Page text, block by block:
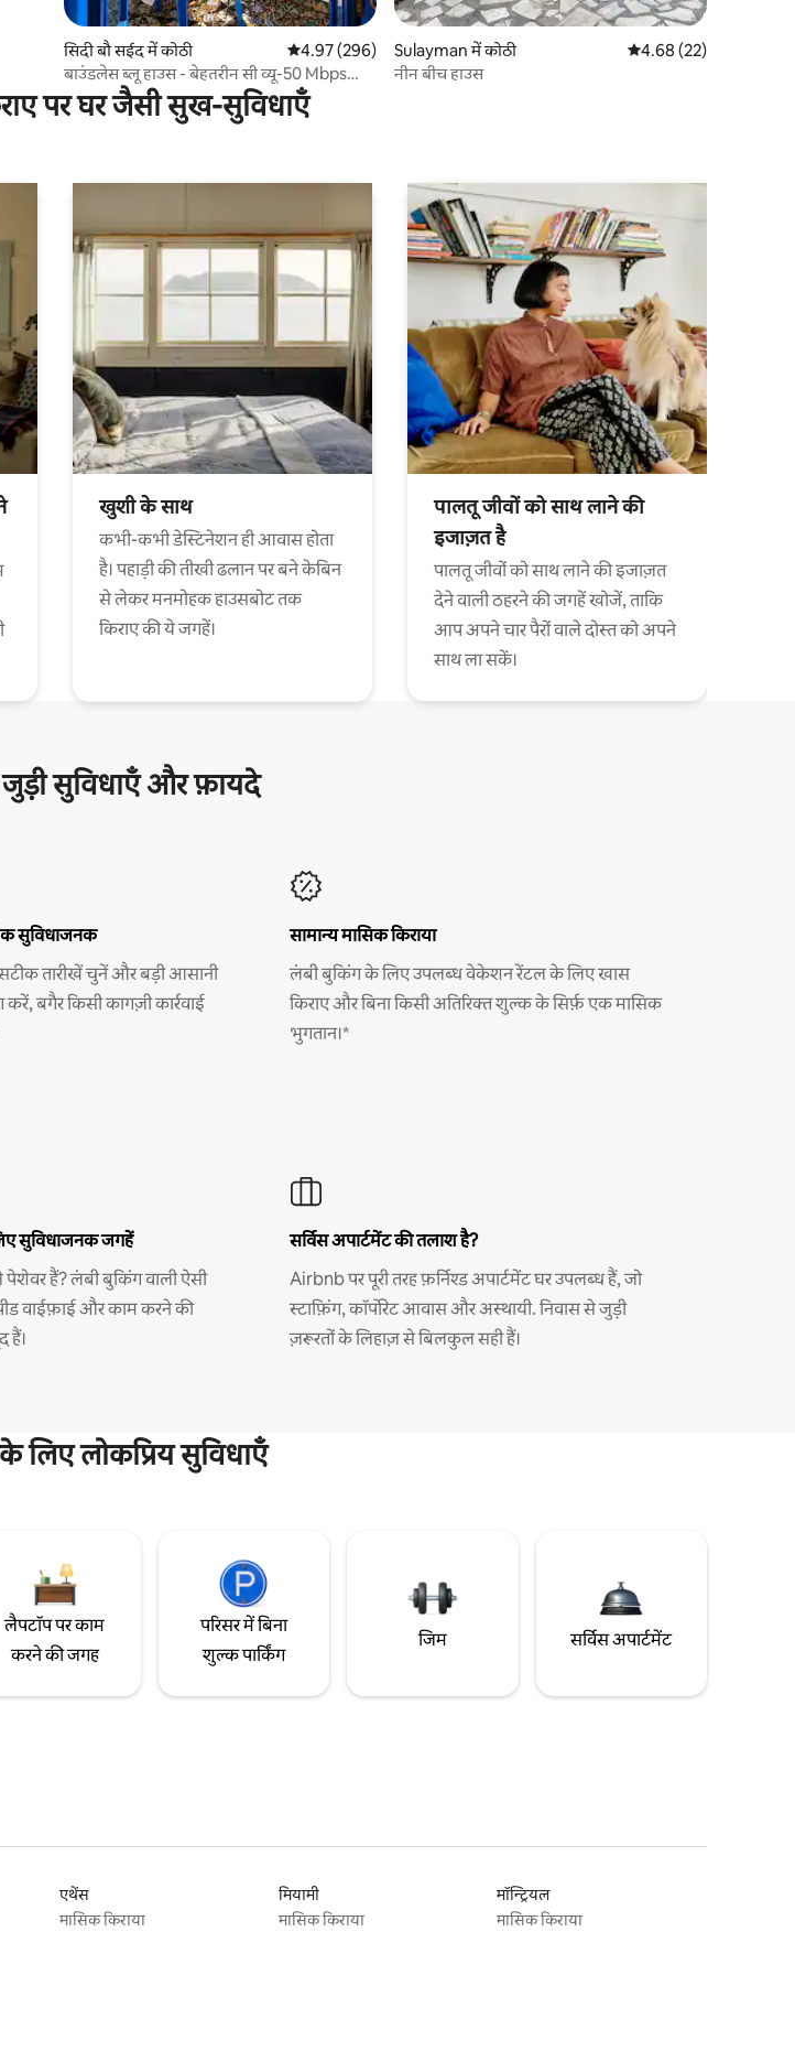
सिदी बौ सईद में कोठी औसत रेटिंग 5 में से 4.97, 296 समीक्षाएँ
4.97 (296)
बाउंडलेस ब्लू हाउस - बेहतरीन सी व्यू-50 Mbps
वाईफ़ाई
Sulayman में कोठी औसत रेटिंग 5 में से 4.68,
4.68 (22)
नीन बीच हाउस
पर घर जैसी सुख-सुविधाएँ
खुशी के साथ
कभी-कभी डेस्टिनेशन ही आवास होता
है। पहाड़ी की तीखी ढलान पर बने केबिन
से लेकर मनमोहक हाउसबोट तक
किराए की ये जगहें।
पालतू जीवों को साथ लाने की
इजाज़त है
पालतू जीवों को साथ लाने की इजाज़त
देने वाली ठहरने की जगहें खोजें, ताकि
आप अपने चार पैरों वाले दोस्त को अपने
साथ ला सकें।
सुविधाएँ और फ़ायदे
सुविधाजनक
तारीखें चुनें और बड़ी आसानी
बगैर किसी कागज़ी कार्रवाई
सामान्य मासिक किराया
लंबी बुकिंग के लिए उपलब्ध वेकेशन रेंटल के लिए खास
किराए और बिना किसी अतिरिक्त शुल्क के सिर्फ़ एक मासिक
भुगतान।*
सुविधाजनक जगहें
पेशेवर हैं? लंबी बुकिंग वाली ऐसी
वाईफ़ाई और काम करने की
हैं।
सर्विस अपार्टमेंट की तलाश है?
Airbnb पर पूरी तरह फ़र्निश्ड अपार्टमेंट घर उपलब्ध हैं, जो
स्टाफ़िंग, कॉर्पोरेट आवास और अस्थायी. निवास से जुड़ी
ज़रूरतों के लिहाज़ से बिलकुल सही हैं।
लिए लोकप्रिय सुविधाएँ
लैपटॉप पर काम
करने की जगह
परिसर में बिना
शुल्क पार्किंग
जिम सर्विस अपार्टमेंट
एथेंस
मासिक किराया
मियामी
मासिक किराया
मॉन्ट्रियल
मासिक किराया